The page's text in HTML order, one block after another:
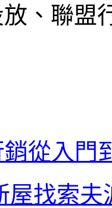
、聯盟
從入門
屋找索